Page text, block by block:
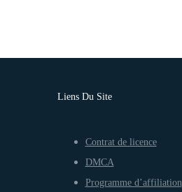
Liens Du Site
Contrat de licence
DMCA
Programme d’affiliation